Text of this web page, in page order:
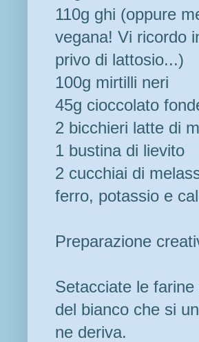
110g ghi (oppure
vegana! Vi ricordo
privo di lattosio...)
100g mirtilli neri
45g cioccolato
2 bicchieri latte di
1 bustina di lievito
2 cucchiai di
ferro, potassio e
Preparazione
Setacciate le
del bianco che si
ne deriva.